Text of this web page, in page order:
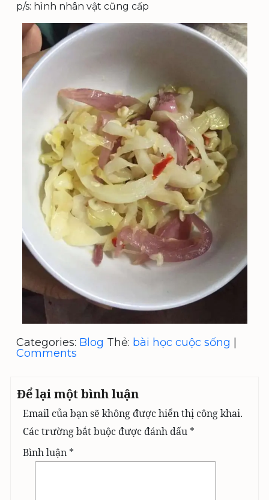
p/s: hình nhân vật cũng cấp
Categories: Blog Thẻ: bài học cuộc sống
Comments
Để lại một bình luận
Email của bạn sẽ không được hiển thị công khai.
Các trường bắt buộc được đánh dấu *
Bình luận *